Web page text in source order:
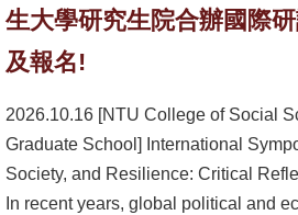
學
術
單
位
生大學研究生院合辦國際
及報名!
2026.10.16 [NTU College of Social
Graduate School] International
Society, and Resilience: Critical
In recent years, global political and